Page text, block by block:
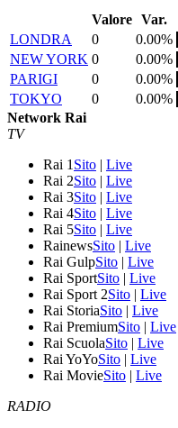
Valore Var.
LONDRA
0
0.00%
NEW YORK 0
0.00%
PARIGI
0
0.00%
TOKYO
0
0.00%
Network Rai
TV
Rai 1 Sito | Live
Rai 2Sito | Live
Rai 3Sito | Live
Rai 4Sito | Live
Rai 5Sito | Live
RainewsSito | Live
Rai GulpSito | Live
Rai SportSito | Live
Rai Sport 2Sito | Live
Rai StoriaSito | Live
Rai PremiumSito | Live
Rai ScuolaSito | Live
Rai YoYoSito | Live
Rai MovieSito | Live
RADIO